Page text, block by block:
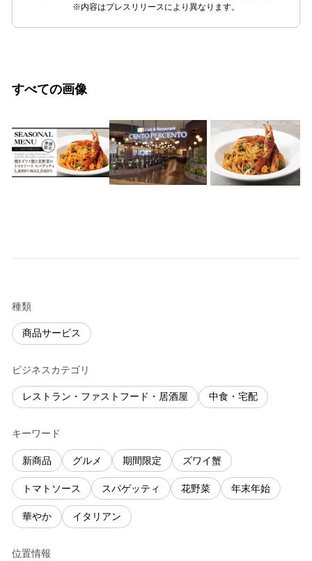
※内容はプレスリリースにより異なります。
すべての画像
種類
商品サービス
ビジネスカテゴリ
レストラン・ファストフード・居酒屋 中食・宅配
キーワード
新商品 グルメ 期間限定 ズワイ蟹
トマトソース スパゲッティ 花野菜 年末年始
華やか イタリアン
位置情報